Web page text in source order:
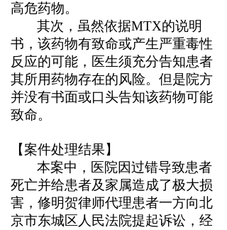
高危药物。
其次，虽然依据MTX的说明
书，该药物有致命或产生严重毒性
反应的可能，医生须充分告知患者
其所用药物存在的风险。但是院方
并没有书面或口头告知该药物可能
致命。
【案件处理结果】
本案中，医院因过错导致患者
死亡并给患者及家属造成了极大损
害，修明贺律师代理患者一方向北
京市东城区人民法院提起诉讼，经